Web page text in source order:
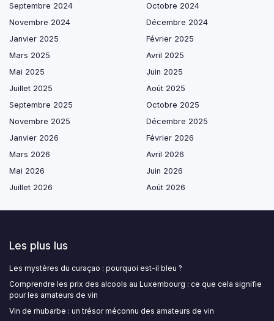
Septembre 2024
Octobre 2024
Novembre 2024
Décembre 2024
Janvier 2025
Février 2025
Mars 2025
Avril 2025
Mai 2025
Juin 2025
Juillet 2025
Août 2025
Septembre 2025
Octobre 2025
Novembre 2025
Décembre 2025
Janvier 2026
Février 2026
Mars 2026
Avril 2026
Mai 2026
Juin 2026
Juillet 2026
Août 2026
Les plus lus
Les mystères du curaçao : pourquoi est-il bleu ?
Comprendre les prix des alcools au Luxembourg : ce que cela signifie
pour les amateurs de vin
Vin de rhubarbe : un trésor méconnu des amateurs de vin